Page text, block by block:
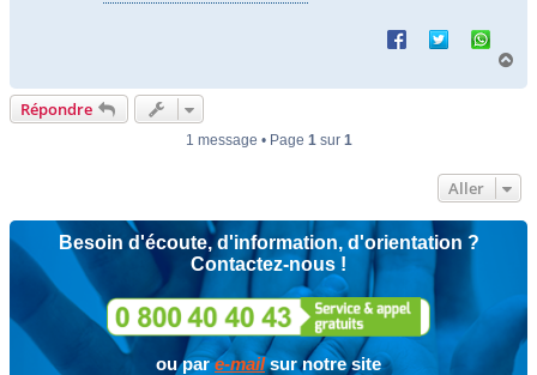
Répondre
1 message • Page 1sur 1
Aller
Besoin d'écoute, d'information, d'orientation ?
Contactez-nous !
ou pare-mailsur notre site